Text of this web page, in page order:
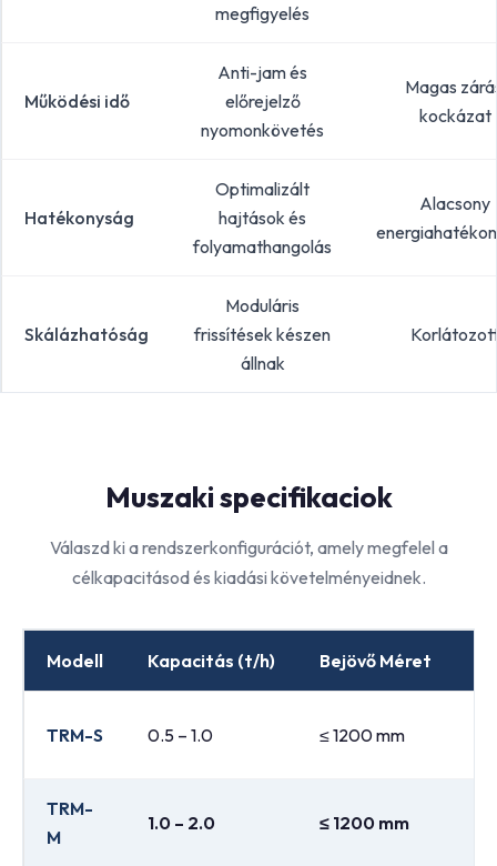
megfigyelés
Működési idő
Anti-jam és
előrejelző
nyomonkövetés
Magas
kockázat
Hatékonyság
Optimalizált
hajtások és
folyamathangolás
Alacsony
Skálázhatóság
Moduláris
frissítések készen
állnak
Muszaki specifikaciok
Válaszd ki a rendszerkonfigurációt, amely megfelel a
célkapacitásod és kiadási követelményeidnek.
Modell Kapacitás (t/h) Bejövő Méret
TRM-S 0.5 – 1.0 ≤ 1200 mm
TRM-
M
1.0 – 2.0 ≤ 1200 mm